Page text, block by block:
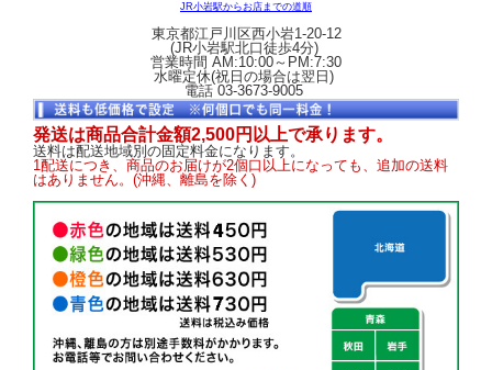
JR小岩駅からお店までの道順
東京都江戸川区西小岩1-20-12
(JR小岩駅北口徒歩4分)
営業時間 AM:10:00～PM:7:30
水曜定休(祝日の場合は翌日)
電話 03-3673-9005
発送は商品合計金額2,500円以上で承ります。
送料は配送地域別の固定料金になります。
1配送につき、商品のお届けが2個口以上になっても、追加の送料
はありません。(沖縄、離島を除く)